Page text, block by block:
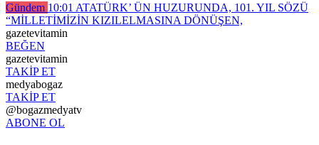
Gündem 10:01 ATATÜRK’ ÜN HUZURUNDA, 101. YIL SÖZÜ
“MİLLETİMİZİN KIZILELMASINA DÖNÜŞEN,
gazetevitamin
BEĞEN
gazetevitamin
TAKİP ET
medyabogaz
TAKİP ET
@bogazmedyatv
ABONE OL